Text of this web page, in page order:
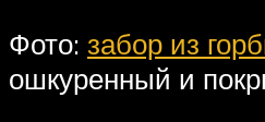
Фото: забор из
ошкуренный и